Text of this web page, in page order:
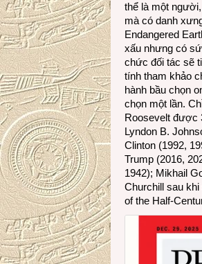
thể là một
mà có danh
Endangered
xấu nhưng có
chức đối tác sẽ
tính tham khảo
hành bầu chọn
chọn một lần.
Roosevelt được
Lyndon B.
Clinton (1992,
Trump (2016,
1942); Mikhail
Churchill sau
of the Half-